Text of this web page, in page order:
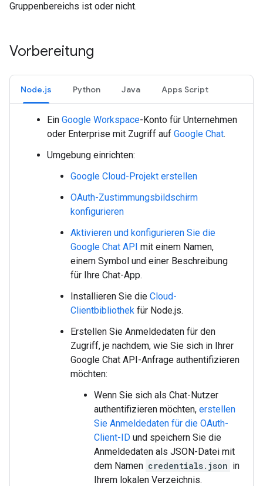
Gruppenbereichs ist oder nicht.
Vorbereitung
Node.js Python Java Apps Script
Ein Google Workspace-Konto für Unternehmen
oder Enterprise mit Zugriff auf Google Chat.
Umgebung einrichten:
Google Cloud-Projekt erstellen
OAuth-Zustimmungsbildschirm
konfigurieren
Aktivieren und konfigurieren Sie die
Google Chat API mit einem Namen,
einem Symbol und einer Beschreibung
für Ihre Chat-App.
Installieren Sie die Cloud-
Clientbibliothek für Node.js.
Erstellen Sie Anmeldedaten für den
Zugriff, je nachdem, wie Sie sich in Ihrer
Google Chat API-Anfrage authentifizieren
möchten:
Wenn Sie sich als Chat-Nutzer
authentifizieren möchten, erstellen
Sie Anmeldedaten für die OAuth-
Client-ID und speichern Sie die
Anmeldedaten als JSON-Datei mit
dem Namen credentials.json in
Ihrem lokalen Verzeichnis.